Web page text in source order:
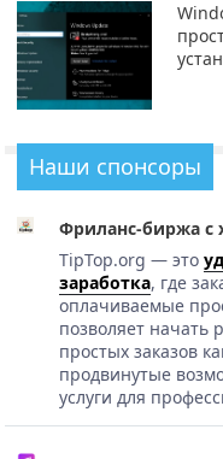
Наши спонсоры
Фриланс-биржа с
TipTop.org — это
заработка, где
оплачиваемые
позволяет начать
простых заказов
продвинутые
услуги для